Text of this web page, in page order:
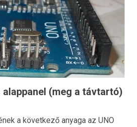
alappanel (meg a távtartó)
a következő anyaga az UNO